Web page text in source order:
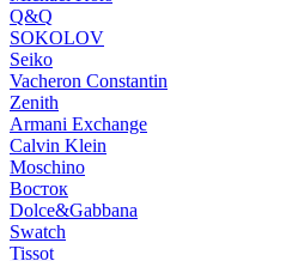
Q&Q
SOKOLOV
Seiko
Vacheron Constantin
Zenith
Armani Exchange
Calvin Klein
Moschino
Восток
Dolce&Gabbana
Swatch
Tissot